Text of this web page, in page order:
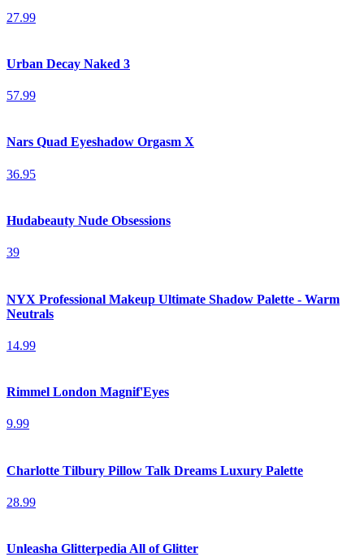
27.99
Urban Decay Naked 3
57.99
Nars Quad Eyeshadow Orgasm X
36.95
Hudabeauty Nude Obsessions
39
NYX Professional Makeup Ultimate Shadow Palette - Warm
Neutrals
14.99
Rimmel London Magnif'Eyes
9.99
Charlotte Tilbury Pillow Talk Dreams Luxury Palette
28.99
Unleasha Glitterpedia All of Glitter